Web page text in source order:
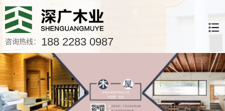
咨询热线： 188 2283 0987